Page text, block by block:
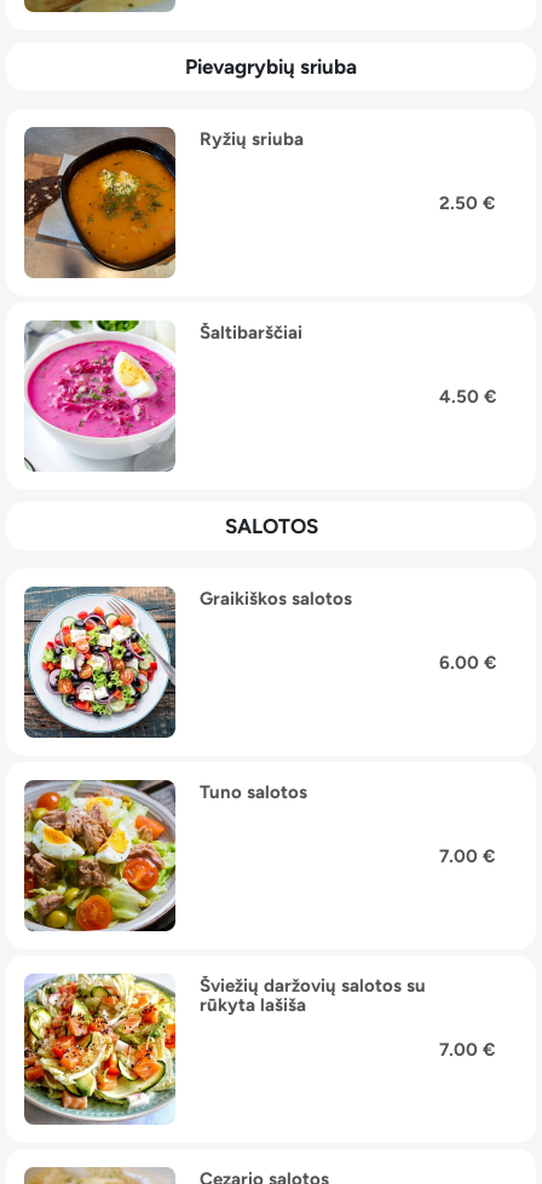
Pievagrybių sriuba
Ryžių sriuba
2.50 €
Šaltibarščiai
4.50 €
SALOTOS
Graikiškos salotos
6.00 €
Tuno salotos
7.00 €
Šviežių daržovių salotos su
rūkyta lašiša
7.00 €
Cezario salotos